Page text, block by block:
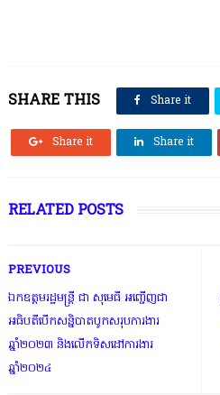
SHARE THIS Share it
Share it Share it
RELATED POSTS
PREVIOUS
ឯកឧត្តមរដ្ឋមន្រ្តី ជា សុមេធី អញ្ជើញជា
អធិបតីបើកសន្និបាតបូកសរុបការងារ
ឆ្នាំ២០២៣ និងលើកទិសដៅការងារ
ឆ្នាំ២០២៤